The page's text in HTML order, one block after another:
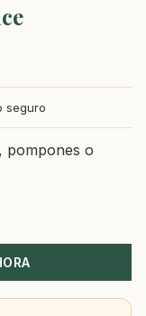
seguro
pompones o